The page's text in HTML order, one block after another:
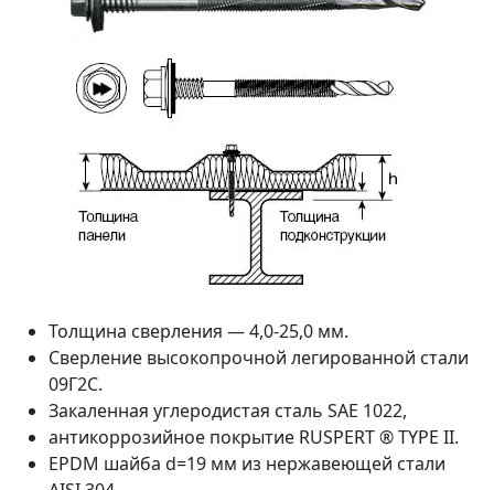
Толщина сверления — 4,0-25,0 мм.
Сверление высокопрочной легированной стали
09Г2С.
Закаленная углеродистая сталь SAE 1022,
антикоррозийное покрытие RUSPERT ® TYPE II.
EPDM шайба d=19 мм из нержавеющей стали